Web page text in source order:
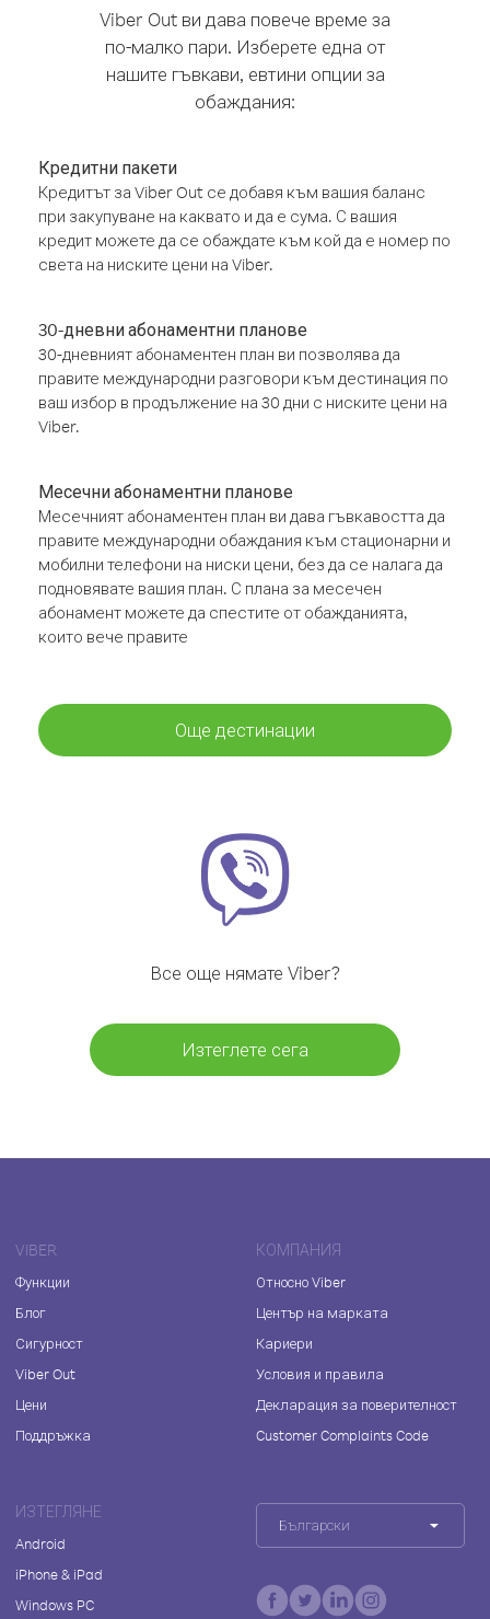
Viber Out ви дава повече време за
по-малко пари. Изберете една от
нашите гъвкави, евтини опции за
обаждания:
Кредитни пакети
Кредитът за Viber Out се добавя към вашия баланс
при закупуване на каквато и да е сума. С вашия
кредит можете да се обаждате към кой да е номер по
света на ниските цени на Viber.
30-дневни абонаментни планове
30-дневният абонаментен план ви позволява да
правите международни разговори към дестинация по
ваш избор в продължение на 30 дни с ниските цени на
Viber.
Месечни абонаментни планове
Месечният абонаментен план ви дава гъвкавостта да
правите международни обаждания към стационарни и
мобилни телефони на ниски цени, без да се налага да
подновявате вашия план. С плана за месечен
абонамент можете да спестите от обажданията,
които вече правите
Още дестинации
Все още нямате Viber?
Изтеглете сега
VIBER
Функции
Блог
Сигурност
Viber Out
Цени
Поддръжка
КОМПАНИЯ
Относно Viber
Център на марката
Кариери
Условия и правила
Декларация за поверителност
Customer Complaints Code
ИЗТЕГЛЯНЕ
Android
iPhone & iPad
Windows PC
Български